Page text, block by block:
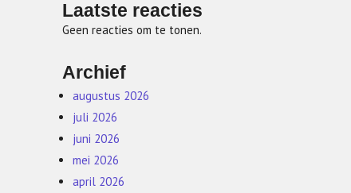
Laatste reacties
Geen reacties om te tonen.
Archief
augustus 2026
juli 2026
juni 2026
mei 2026
april 2026